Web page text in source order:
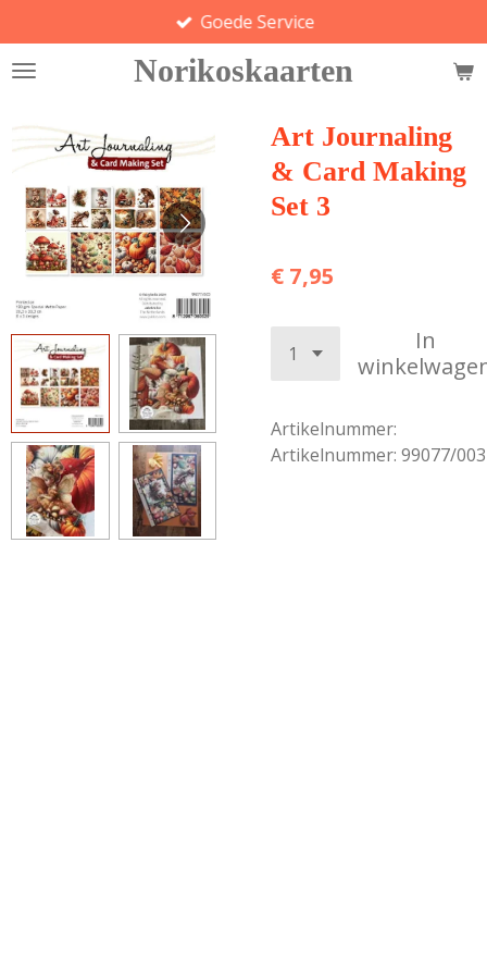
direct
naar
hoofdinhoud
Norikoskaarten
Goede Service
Art Journaling
& Card Making
Set 3
€ 7,95
In
Artikelnummer:
Artikelnummer: 99077/003